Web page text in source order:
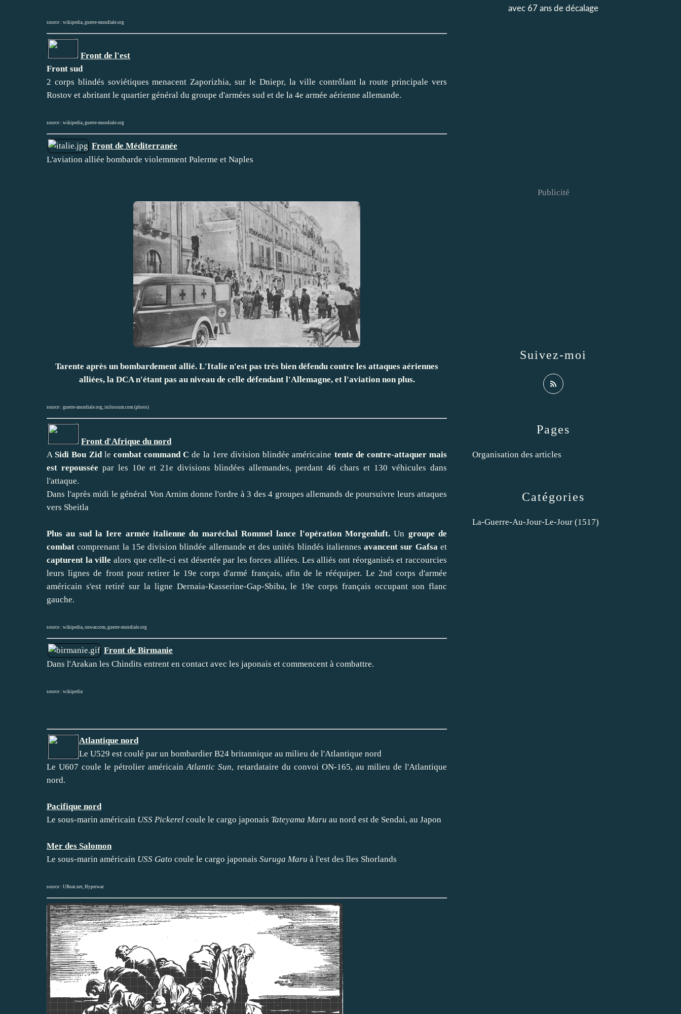
source : wikipedia guerre-mondiale.org
Front de l'est
Front sud
2 corps blindés soviétiques menacent Zaporizhia, sur le Dniepr, la ville contrôlant la route principale vers
Rostov et abritant le quartier général du groupe d'armées sud et de la 4e armée aérienne allemande.
source : wikipedia guerre-mondiale.org
Front de Méditerranée
L'aviation alliée bombarde violemment Palerme et Naples
Tarente après un bombardement allié. L'Italie n'est pas très bien défendu contre les attaques aériennes
alliées, la DCA n'étant pas au niveau de celle défendant l'Allemagne, et l'aviation non plus.
source : guerre-mondiale.org inilossum.com (photo)
Front d'Afrique du nord
A Sidi Bou Zidle combat command C de la 1ere division blindée américaine tente de contre-attaquer mais
est repoussée par les 10e et 21e divisions blindées allemandes, perdant 46 chars et 130 véhicules dans
l'attaque.
Dans l'après midi le général Von Arnim donne l'ordre à 3 des 4 groupes allemands de poursuivre leurs attaques
vers Sbeitla
Plus au sud la Iere armée italienne du maréchal Rommel lance l'opération Morgenluft. Un groupe de
combat comprenant la 15e division blindée allemande et des unités blindés italiennesavancent sur Gafsa et
capturent la ville alors que celle-ci est désertée par les forces alliées. Les alliés ont réorganisés et raccourcies
leurs lignes de front pour retirer le 19e corps d'armé français, afin de le rééquiper. Le 2nd corps d'armée
américain s'est retiré sur la ligne Dernaia-Kasserine-Gap-Sbiba, le 19e corps français occupant son flanc
gauche.
source : wikipedia onwar.com guerre-mondiale.org
Front de Birmanie
Dans l'Arakan les Chindits entrent en contact avec les japonais et commencent à combattre.
source : wikipedia
Atlantique nord
Le U529 est coulé par un bombardier B24 britannique au milieu de l'Atlantique nord
Le U607 coule le pétrolier américainAtlantic Sun, retardataire du convoi ON-165, au milieu de l'Atlantique
nord.
Pacifique nord
Le sous-marin américain USS Pickerel coule le cargo japonais Tateyama Maru au nord est de Sendai, au Japon
Mer des Salomon
Le sous-marin américain USS Gato coule le cargo japonais Suruga Maru à l'est des îles Shorlands
source : UBoat.net Hyperwar
Catégories
La-Guerre-Au-Jour-Le-Jour (1517)
Pages
Organisation des articles
avec 67 ans de décalage
Suivez-moi
Publicité